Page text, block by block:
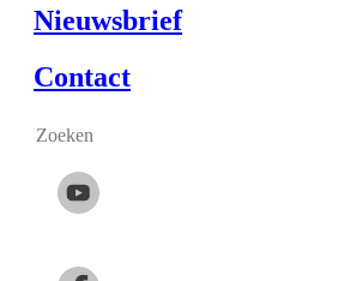
Nieuwsbrief
Contact